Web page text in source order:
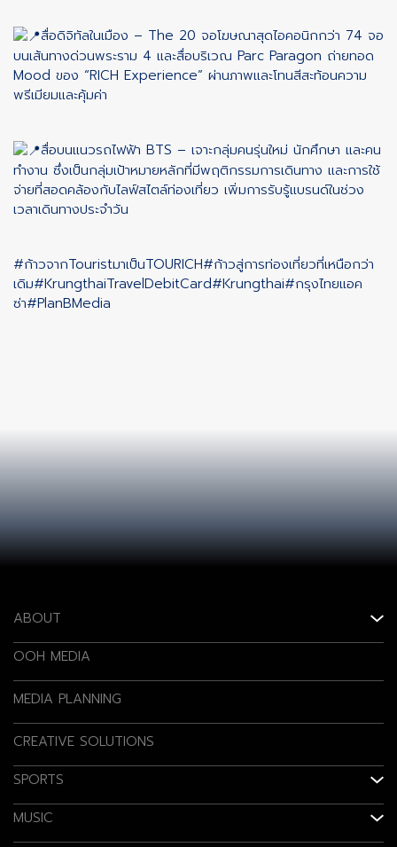
สื่อดิจิทัลในเมือง – The 20 จอโฆษณาสุดไอคอนิกกว่า 74 จอ
บนเส้นทางด่วนพระราม 4 และสื่อบริเวณ Parc Paragon ถ่ายทอด
Mood ของ “RICH Experience” ผ่านภาพและโทนสีสะท้อนความ
พรีเมียมและคุ้มค่า
สื่อบนแนวรถไฟฟ้า BTS – เจาะกลุ่มคนรุ่นใหม่ นักศึกษา และคน
ทำงาน ซึ่งเป็นกลุ่มเป้าหมายหลักที่มีพฤติกรรมการเดินทาง และการใช้
จ่ายที่สอดคล้องกับไลฟ์สไตล์ท่องเที่ยว เพิ่มการรับรู้แบรนด์ในช่วง
เวลาเดินทางประจำวัน
#ก้าวจากTouristมาเป็นTOURICH#ก้าวสู่การท่องเที่ยวที่เหนือกว่า
เดิม#KrungthaiTravelDebitCard#Krungthai#กรุงไทยแอค
ซ่า#PlanBMedia
ABOUT
OOH MEDIA
MEDIA PLANNING
CREATIVE SOLUTIONS
SPORTS
MUSIC